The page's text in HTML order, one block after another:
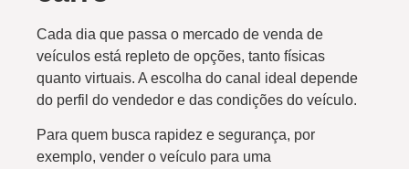
Cada dia que passa o mercado de venda de
veículos está repleto de opções, tanto físicas
quanto virtuais. A escolha do canal ideal depende
do perfil do vendedor e das condições do veículo.
Para quem busca rapidez e segurança, por
exemplo, vender o veículo para uma